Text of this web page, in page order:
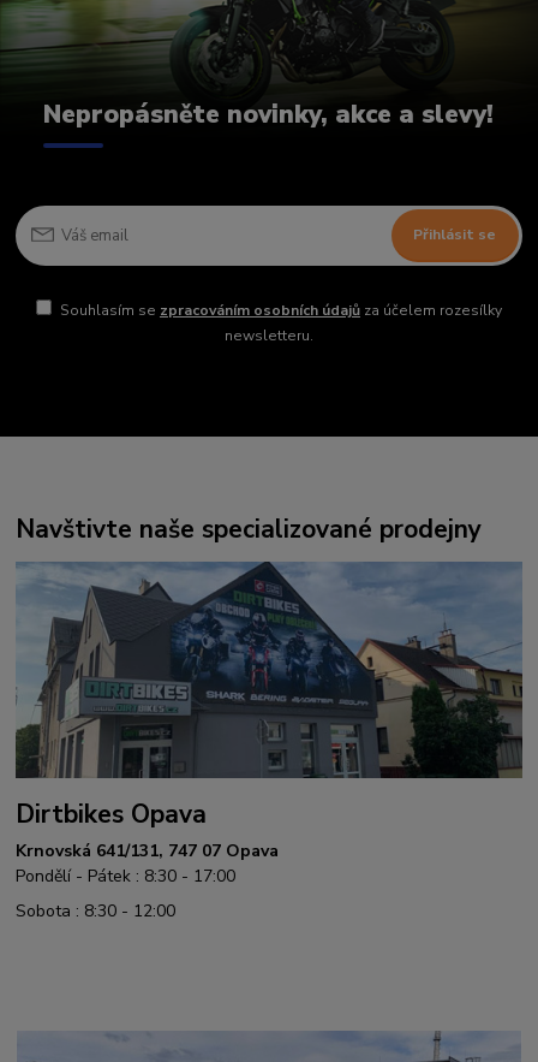
Nepropásněte novinky, akce a slevy!
Přihlásit se
Souhlasím se zpracováním osobních údajůza účelem rozesílky
newsletteru.
Navštivte naše specializované prodejny
Dirtbikes Opava
Krnovská 641/131, 747 07 Opava
Pondělí - Pátek : 8:30 - 17:00
Sobota : 8:30 - 12:00